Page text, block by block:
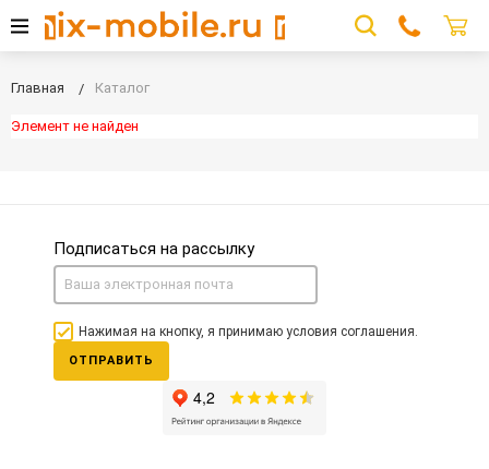
Главная Каталог
Элемент не найден
Подписаться на рассылку
Нажимая на кнопку, я принимаю условия соглашения.
ОТПРАВИТЬ